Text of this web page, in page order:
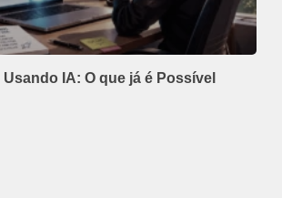
IA: O que já é Possível